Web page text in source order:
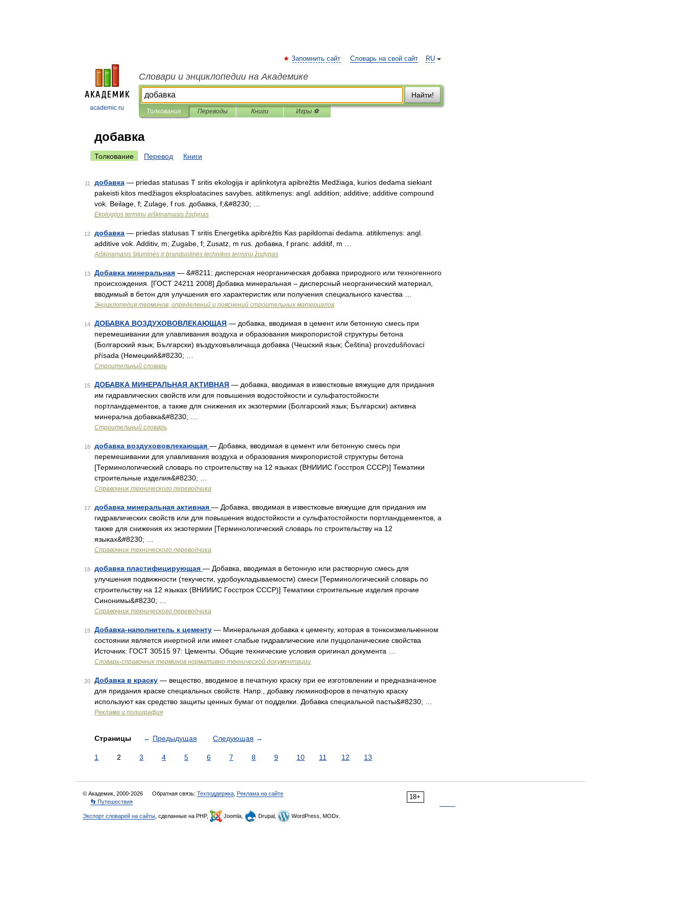
academic.ru
RU
Запомнить сайт Словарь на свой сайт
Словари и энциклопедии на Академике
Найти!
Толкования Переводы Книги Игры ⚽
добавка
Толкование Перевод Книги
11 добавка — priedas statusas T sritis ekologija ir aplinkotyra apibrėžtis Medžiaga, kurios dedama siekiant
pakeisti kitos medžiagos eksploatacines savybes. atitikmenys: angl. addition; additive; additive compound
vok. Beilage, f; Zulage, f rus. добавка, f;&#8230; …
Ekologijos terminų aiškinamasis žodynas
12 добавка — priedas statusas T sritis Energetika apibrėžtis Kas papildomai dedama. atitikmenys: angl.
additive vok. Additiv, m; Zugabe, f; Zusatz, m rus. добавка, f pranc. additif, m …
Aiškinamasis šiluminės ir branduolinės technikos terminų žodynas
13 Добавка минеральная — &#8211; дисперсная неорганическая добавка природного или техногенного
происхождения. [ГОСТ 24211 2008] Добавка минеральная – дисперсный неорганический материал,
вводимый в бетон для улучшения его характеристик или получения специального качества …
Энциклопедия терминов, определений и пояснений строительных материалов
14 ДОБАВКА ВОЗДУХОВОВЛЕКАЮЩАЯ — добавка, вводимая в цемент или бетонную смесь при
перемешивании для улавливания воздуха и образования микропористой структуры бетона
(Болгарский язык; Български) въздуховъвличаща добавка (Чешский язык; Čeština) provzdušňovací
přísada (Немецкий&#8230; …
Строительный словарь
15 ДОБАВКА МИНЕРАЛЬНАЯ АКТИВНАЯ — добавка, вводимая в известковые вяжущие для придания
им гидравлических свойств или для повышения водостойкости и сульфатостойкости
портландцементов, а также для снижения их экзотермии (Болгарский язык; Български) активна
минерална добавка&#8230; …
Строительный словарь
16 добавка воздухововлекающая — Добавка, вводимая в цемент или бетонную смесь при
перемешивании для улавливания воздуха и образования микропористой структуры бетона
[Терминологический словарь по строительству на 12 языках (ВНИИИС Госстроя СССР)] Тематики
строительные изделия&#8230; …
Справочник технического переводчика
17 добавка минеральная активная — Добавка, вводимая в известковые вяжущие для придания им
гидравлических свойств или для повышения водостойкости и сульфатостойкости портландцементов, а
также для снижения их экзотермии [Терминологический словарь по строительству на 12
языках&#8230; …
Справочник технического переводчика
18 добавка пластифицирующая — Добавка, вводимая в бетонную или растворную смесь для
улучшения подвижности (текучести, удобоукладываемости) смеси [Терминологический словарь по
строительству на 12 языках (ВНИИИС Госстроя СССР)] Тематики строительные изделия прочие
Синонимы&#8230; …
Справочник технического переводчика
19 Добавка-наполнитель к цементу — Минеральная добавка к цементу, которая в тонкоизмельченном
состоянии является инертной или имеет слабые гидравлические или пуццоланические свойства
Источник: ГОСТ 30515 97: Цементы. Общие технические условия оригинал документа …
Словарь-справочник терминов нормативно-технической документации
20 Добавка в краску — вещество, вводимое в печатную краску при ее изготовлении и предназначеное
для придания краске специальных свойств. Напр., добавку люминофоров в печатную краску
используют как средство защиты ценных бумаг от подделки. Добавка специальной пасты&#8230; …
Реклама и полиграфия
Страницы ← Предыдущая Следующая →
1 2 3 4 5 6 7 8 9 10 11 12 13
18+
© Академик, 2000-2026 Обратная связь: Техподдержка Реклама на сайте
👣 Путешествия
Экспорт словарей на сайты , сделанные на PHP, Joomla, Drupal, WordPress, MODx.